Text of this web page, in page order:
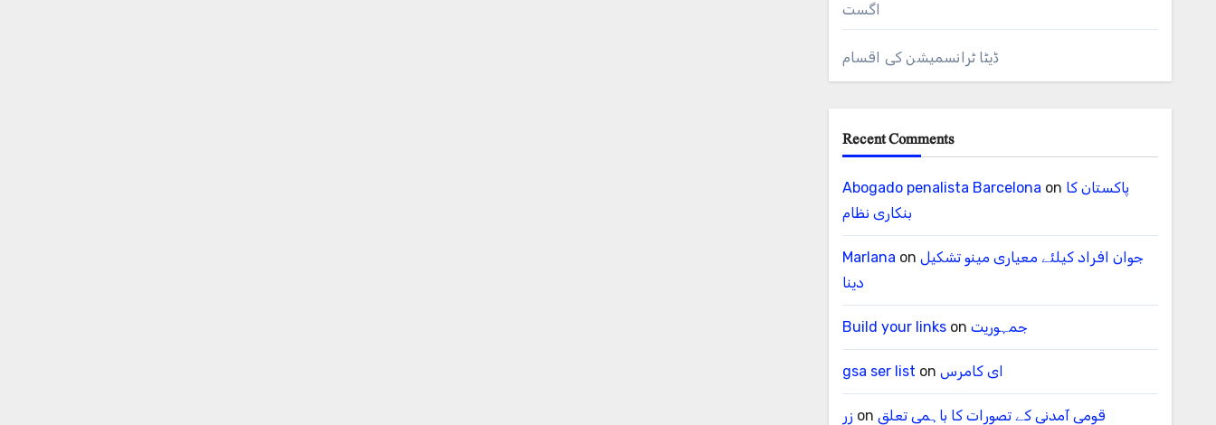
اگست
ڈیٹا ٹرانسمیشن کی اقسام
Recent Comments
Abogado penalista Barcelona on پاکستان کا
بنکاری نظام
Marlana on جوان افراد کیلئے معیاری مینو تشکیل
دینا
Build your linkson جمہوریت
gsa ser list on ای کامرس
زر on قومی آمدنی کے تصورات کا باہمی تعلق